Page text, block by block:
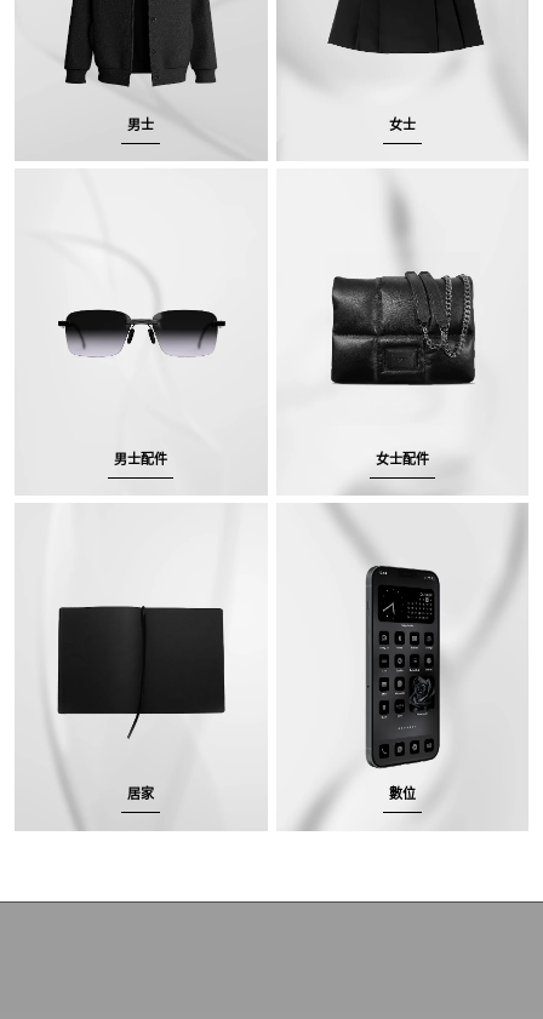
男士 女士
男士配件 女士配件
居家 數位